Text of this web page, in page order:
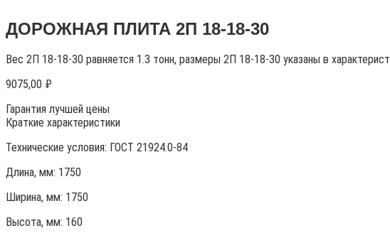
ДОРОЖНАЯ ПЛИТА 2П 18-18-30
Вес 2П 18-18-30 равняется 1.3 тонн, размеры 2П 18-18-30 указаны в
9075,00 ₽
Гарантия лучшей цены
Краткие характеристики
Технические условия: ГОСТ 21924.0-84
Длина, мм: 1750
Ширина, мм: 1750
Высота, мм: 160